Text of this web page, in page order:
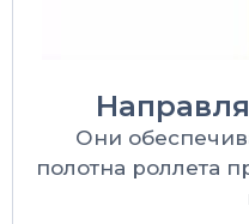
Они
полотна роллета